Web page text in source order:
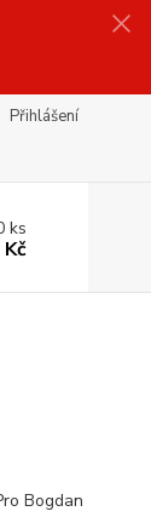
Přihlášení
ks
Kč
Bogdan